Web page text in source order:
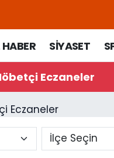
HABER SİYASET
Eczaneler
Durumu
Yoğunluk
Durumu ve Fikstür